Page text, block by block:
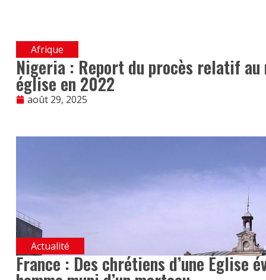
Afrique
Nigeria : Report du procès relatif au
église en 2022
août 29, 2025
Actualité
France : Des chrétiens d’une Église